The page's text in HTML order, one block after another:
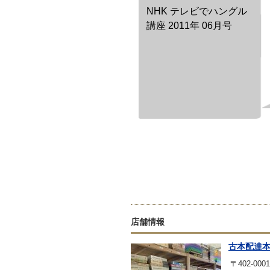
NHK テレビでハングル
講座 2011年 06月号
店舗情報
古本配達
〒402-0001